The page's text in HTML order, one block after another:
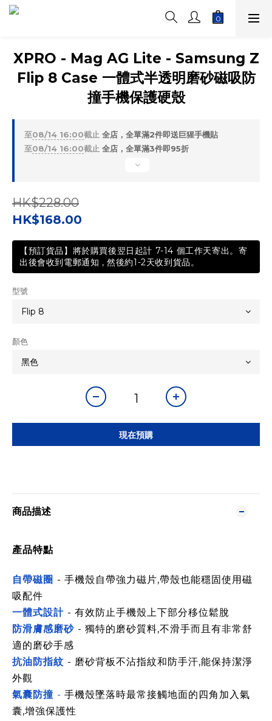
XPRO - Mag AG Lite - Samsung Z
Flip 8 Case 一體式半透明磨砂磁吸防
撞手機保護硬殼
至08/14 16:00截止 全店，全單滿2件即送巨猩手機貼
至08/14 16:00截止 全店，全單滿3件即95折
HK$228.00
HK$168.00
【預訂貨品】將於購買後翌日起計 7-14 個工作天寄出。寄
出後會收到電郵通知 , 然後約1-2天收到貨品。
型號
顏色
現在預購
商品描述
產品特點
自帶磁圈 - 手機殼自帶強力磁片,帶殼也能穩固使用磁
吸配件
一體式設計 - 有效防止手機殼上下部分移位鬆脫
防滑膚感磨砂 - 獨特的磨砂質料,不滑手而且有非常舒
適的磨砂手感
抗油防指紋 - 磨砂背板不沾指紋和防手汗,能保持潔淨
外觀
氣囊防撞 - 手機殼墜落時最常接觸地面的四角加入氣
囊,增強保護性